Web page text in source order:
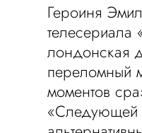
Героиня
телесериала
лондонская
переломный
моментов
«Следующей